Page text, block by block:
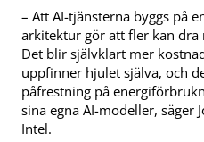
– Att AI-tjänsterna byggs på
arkitektur gör att fler kan dra
Det blir självklart mer
uppfinner hjulet själva, och
påfrestning på
sina egna AI-modeller, säger
Intel.